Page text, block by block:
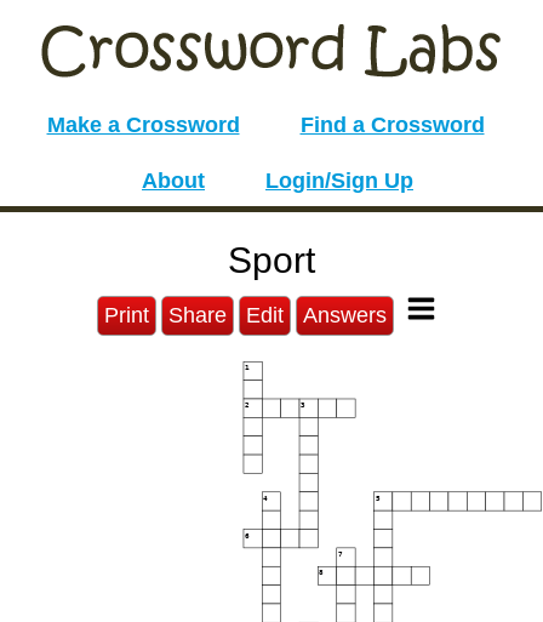
Make a Crossword Find a Crossword
About Login/Sign Up
Sport
Print Share Edit Answers
1
2 3
4 5
6
7
8